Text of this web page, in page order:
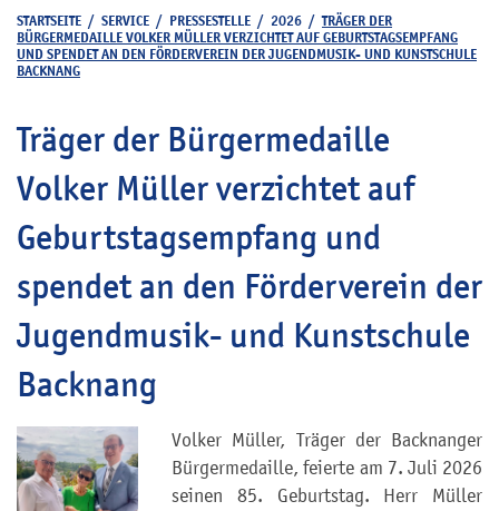
STARTSEITE / SERVICE / PRESSESTELLE / 2026 /TRÄGER DER
BÜRGERMEDAILLE VOLKER MÜLLER VERZICHTET AUF GEBURTSTAGSEMPFANG
UND SPENDET AN DEN FÖRDERVEREIN DER JUGENDMUSIK- UND KUNSTSCHULE
BACKNANG
Träger der Bürgermedaille
Volker Müller verzichtet auf
Geburtstagsempfang und
spendet an den Förderverein der
Jugendmusik- und Kunstschule
Backnang
Volker Müller, Träger der Backnanger
Bürgermedaille, feierte am 7. Juli 2026
seinen 85. Geburtstag. Herr Müller